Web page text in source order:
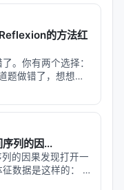
决定何时调用工
调用计算器"。
如果遇到毒药，就
手册发生。有时候
。
计算
图像编辑、目标
把图中的猫变成
是多少"。
的方法红
。你有两个选择：
做错了，想想为
遍**——同样的题，
。 直觉上，A 更
列的因...
的因果发现打开一
征数据是这样的： -
护士每2小时手动测